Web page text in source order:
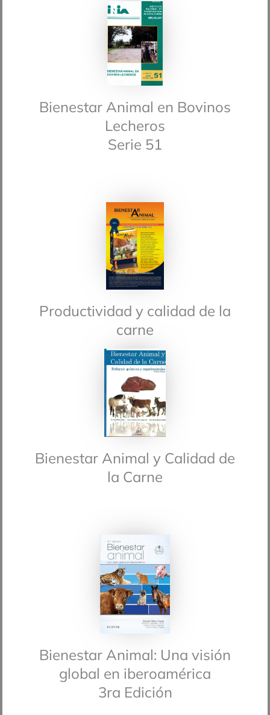
Bienestar Animal en Bovinos
Lecheros
Serie 51
Productividad y calidad de la
carne
Bienestar Animal y Calidad de
la Carne
Bienestar Animal: Una visión
global en iberoamérica
3ra Edición